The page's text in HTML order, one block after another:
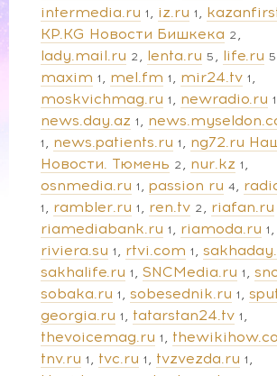
intermedia.ru 1 iz.ru 1
KP.KG Новости Бишкека 2
lady.mail.ru 2 lenta.ru 5 life.ru 5
maxim 1 mel.fm 1 mir24.tv 1
moskvichmag.ru 1 newradio.ru 1
news.day.az 1
1 news.patients.ru 1
ng72.ru
Новости. Тюмень 2 nur.kz 1
osnmedia.ru 1 passion ru 4
1 rambler.ru 1 ren.tv 2 riafan.ru
riamediabank.ru 1 riamoda.ru 1
riviera.su 1 rtvi.com 1
sakhalife.ru 1 SNCMedia.ru 1
sobaka.ru 1 sobesednik.ru 1
georgia.ru 1 tatarstan24.tv 1
thevoicemag.ru 1
tnv.ru 1 tvc.ru 1 tvzvezda.ru 1